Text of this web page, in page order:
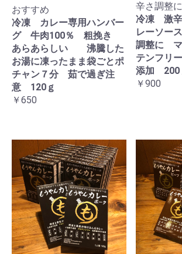
おすすめ
冷凍 カレー専用ハンバー
グ 牛肉100％ 粗挽き
あらあらしい 沸騰した
お湯に凍ったまま袋ごとポ
チャン７分 茹で過ぎ注
意 120ｇ
￥650
辛さ調整
冷凍 激
レーソー
調整に
テンフリ
添加 200
￥900